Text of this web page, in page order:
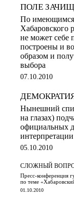
ПОЛЕ
По имеющимся
Хабаровского
не может себе
построены и
образом и
выбора
07.10.2010
Нынешний
на глазах)
официальных
интерпретации
05.10.2010
СЛОЖНЫЙ
Пресс-конференция
по теме
01.10.2010